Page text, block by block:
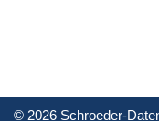
© 2026 Schroeder-